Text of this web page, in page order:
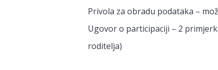
Privola za obradu podataka –
Ugovor o participaciji – 2
roditelja)